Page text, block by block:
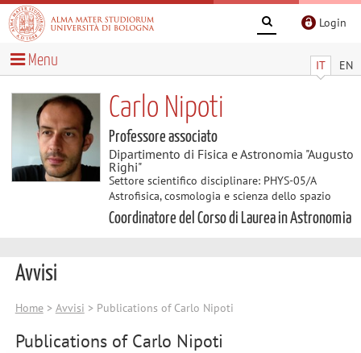
Login
IT EN
Menu
Carlo Nipoti
Professore associato
Dipartimento di Fisica e Astronomia "Augusto
Righi"
Settore scientifico disciplinare: PHYS-05/A
Astrofisica, cosmologia e scienza dello spazio
Coordinatore del Corso di Laurea in Astronomia
Avvisi
Home> Avvisi > Publications of Carlo Nipoti
Publications of Carlo Nipoti